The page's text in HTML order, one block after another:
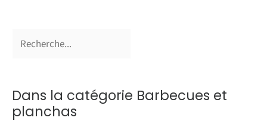
Dans la catégorie Barbecues et
planchas